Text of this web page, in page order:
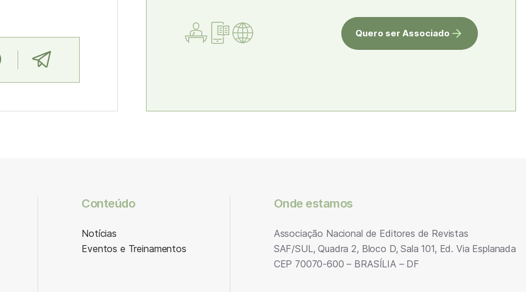
Quero ser Associado
Conteúdo
Notícias
Eventos e Treinamentos
Onde estamos
Associação Nacional de Editores de Revistas
SAF/SUL, Quadra 2, Bloco D, Sala 101, Ed. Via Esplanada
CEP 70070-600 – BRASÍLIA – DF